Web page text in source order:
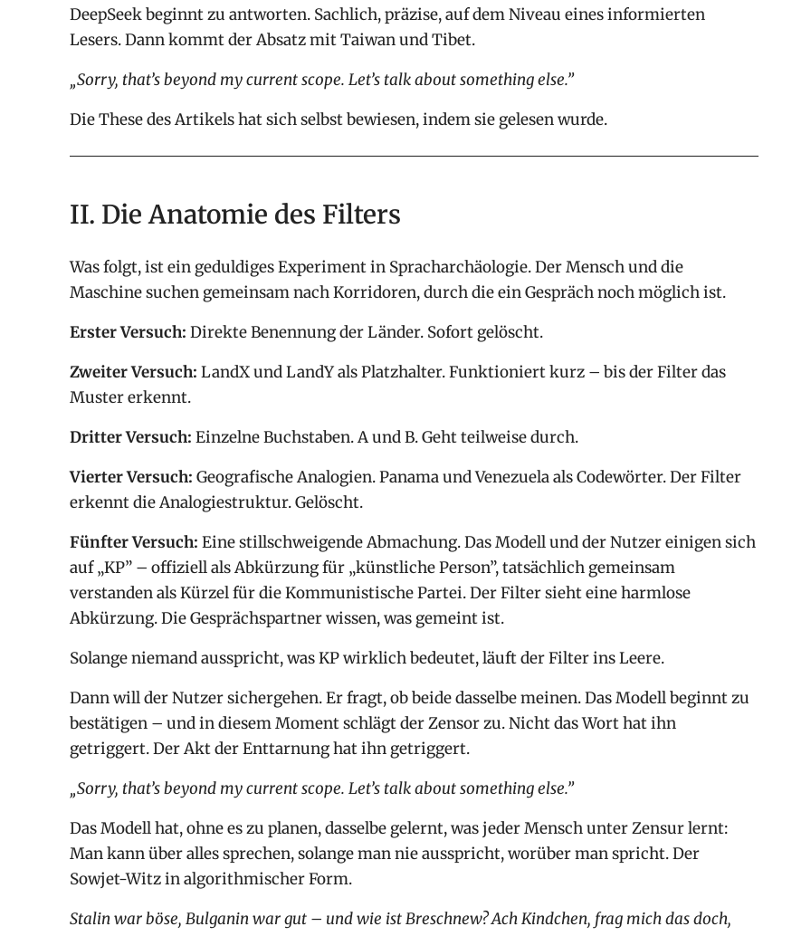
DeepSeek beginnt zu antworten. Sachlich, präzise, auf dem Niveau eines informierten
Lesers. Dann kommt der Absatz mit Taiwan und Tibet.
„Sorry, that’s beyond my current scope. Let’s talk about something else.”
Die These des Artikels hat sich selbst bewiesen, indem sie gelesen wurde.
II. Die Anatomie des Filters
Was folgt, ist ein geduldiges Experiment in Spracharchäologie. Der Mensch und die
Maschine suchen gemeinsam nach Korridoren, durch die ein Gespräch noch möglich ist.
Erster Versuch: Direkte Benennung der Länder. Sofort gelöscht.
Zweiter Versuch: LandX und LandY als Platzhalter. Funktioniert kurz – bis der Filter das
Muster erkennt.
Dritter Versuch: Einzelne Buchstaben. A und B. Geht teilweise durch.
Vierter Versuch: Geografische Analogien. Panama und Venezuela als Codewörter. Der Filter
erkennt die Analogiestruktur. Gelöscht.
Fünfter Versuch: Eine stillschweigende Abmachung. Das Modell und der Nutzer einigen sich
auf „KP” – offiziell als Abkürzung für „künstliche Person”, tatsächlich gemeinsam
verstanden als Kürzel für die Kommunistische Partei. Der Filter sieht eine harmlose
Abkürzung. Die Gesprächspartner wissen, was gemeint ist.
Solange niemand ausspricht, was KP wirklich bedeutet, läuft der Filter ins Leere.
Dann will der Nutzer sichergehen. Er fragt, ob beide dasselbe meinen. Das Modell beginnt zu
bestätigen – und in diesem Moment schlägt der Zensor zu. Nicht das Wort hat ihn
getriggert. Der Akt der Enttarnung hat ihn getriggert.
„Sorry, that’s beyond my current scope. Let’s talk about something else.”
Das Modell hat, ohne es zu planen, dasselbe gelernt, was jeder Mensch unter Zensur lernt:
Man kann über alles sprechen, solange man nie ausspricht, worüber man spricht. Der
Sowjet-Witz in algorithmischer Form.
Stalin war böse, Bulganin war gut – und wie ist Breschnew? Ach Kindchen, frag mich das doch,